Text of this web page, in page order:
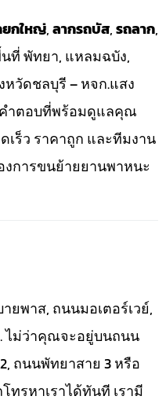
กใหญ่,ลากรถบัส,รถลาก,
ที่ พัทยา, แหลมฉบัง,
หวัดชลบุรี – หจก.แสง
ำตอบที่พร้อมดูแลคุณ
เร็ว ราคาถูก และทีมงาน
งการขนย้ายยานพาหนะ
ยพาส, ถนนมอเตอร์เวย์,
ไม่ว่าคุณจะอยู่บนถนน
ถนนพัทยาสาย 3 หรือ
ทรหาเราได้ทันที เรามี